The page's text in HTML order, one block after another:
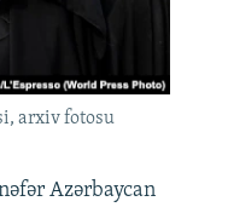
arxiv fotosu
Azərbaycan